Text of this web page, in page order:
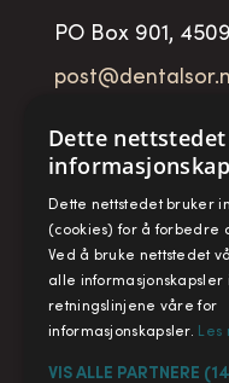
PO Box 901,
Telefon: +47 38
Fax: + 47 38 27
Dette
Dette nettstedet bruker
(cookies) for å forbedre
Ved å bruke nettstedet
alle informasjonskapsler
retningslinjene våre for
informasjonskapsler. Les
VIS ALLE PARTNERE